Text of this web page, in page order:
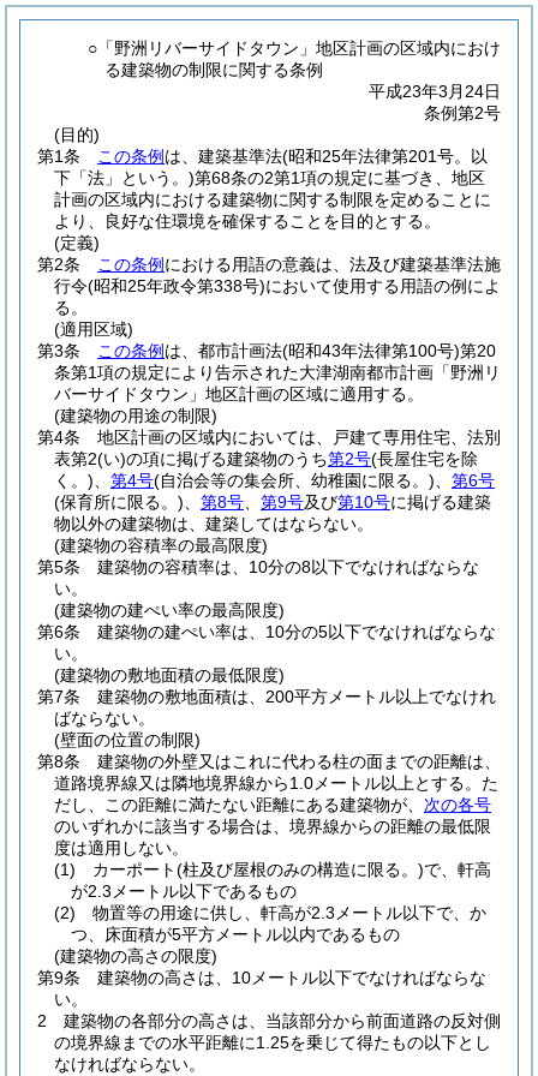
○「野洲リバーサイドタウン」地区計画の区域内におけ
る建築物の制限に関する条例
平成23年3月24日
条例第2号
(目的)
第1条
この条例 は、建築基準法(昭和25年法律第201号。以
下「法」という。)第68条の2第1項の規定に基づき、地区
計画の区域内における建築物に関する制限を定めることに
より、良好な住環境を確保することを目的とする。
(定義)
第2条
この条例 における用語の意義は、法及び建築基準法施
行令(昭和25年政令第338号)において使用する用語の例によ
る。
(適用区域)
第3条
この条例 は、都市計画法(昭和43年法律第100号)第20
条第1項の規定により告示された大津湖南都市計画「野洲リ
バーサイドタウン」地区計画の区域に適用する。
(建築物の用途の制限)
第4条
地区計画の区域内においては、戸建て専用住宅、法別
表第2(い)の項に掲げる建築物のうち第2号(長屋住宅を除
く。)
第4号(自治会等の集会所、幼稚園に限る。)
第6号
(保育所に限る。)
第8号 第9号及び第10号に掲げる建築
物以外の建築物は、建築してはならない。
(建築物の容積率の最高限度)
第5条
建築物の容積率は、10分の8以下でなければならな
い。
(建築物の建ぺい率の最高限度)
第6条
建築物の建ぺい率は、10分の5以下でなければならな
い。
(建築物の敷地面積の最低限度)
第7条
建築物の敷地面積は、200平方メートル以上でなけれ
ばならない。
(壁面の位置の制限)
第8条
建築物の外壁又はこれに代わる柱の面までの距離は、
道路境界線又は隣地境界線から1.0メートル以上とする。 た
だし、この距離に満たない距離にある建築物が、 次の各号
のいずれかに該当する場合は、境界線からの距離の最低限
度は適用しない。
(1)
カーポート(柱及び屋根のみの構造に限る。)で、軒高
が2.3メートル以下であるもの
(2)
物置等の用途に供し、軒高が2.3メートル以下で、か
つ、床面積が5平方メートル以内であるもの
(建築物の高さの限度)
第9条
建築物の高さは、10メートル以下でなければならな
い。
2
建築物の各部分の高さは、当該部分から前面道路の反対側
の境界線までの水平距離に1.25を乗じて得たもの以下とし
なければならない。